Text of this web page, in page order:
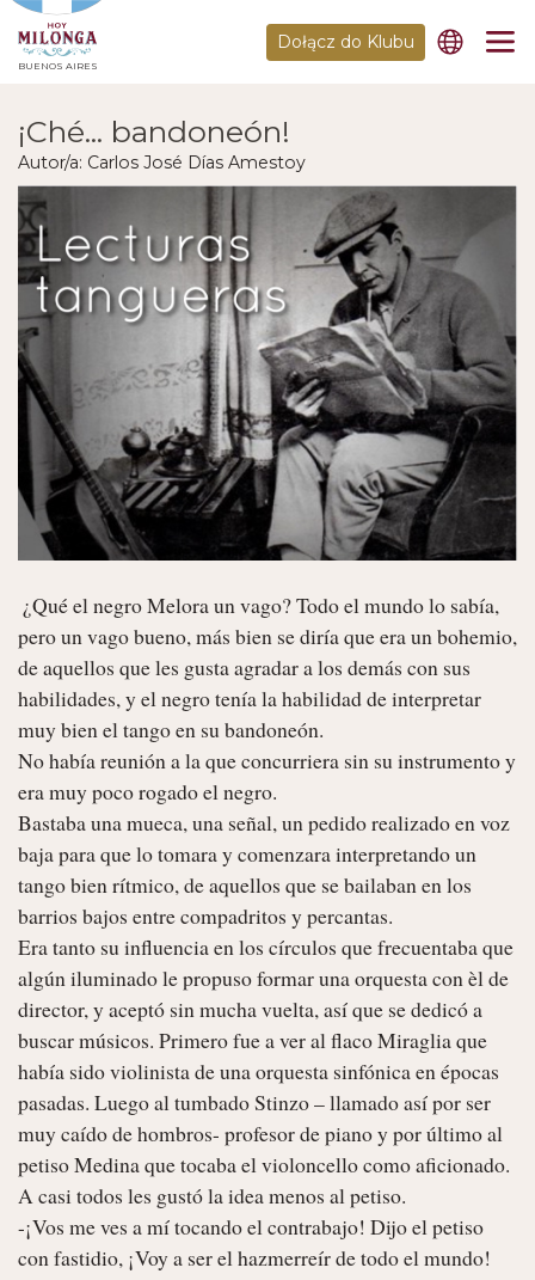
BUENOS AIRES
Dołącz do Klubu
¡Ché... bandoneón!
Autor/a: Carlos José Días Amestoy
pero un vago bueno, más bien se diría que era un bohemio,
de aquellos que les gusta agradar a los demás con sus
habilidades, y el negro tenía la habilidad de interpretar
muy bien el tango en su bandoneón.
No había reunión a la que concurriera sin su instrumento y
era muy poco rogado el negro.
Bastaba una mueca, una señal, un pedido realizado en voz
baja para que lo tomara y comenzara interpretando un
tango bien rítmico, de aquellos que se bailaban en los
barrios bajos entre compadritos y percantas.
Era tanto su influencia en los círculos que frecuentaba que
algún iluminado le propuso formar una orquesta con èl de
director, y aceptó sin mucha vuelta, así que se dedicó a
buscar músicos. Primero fue a ver al flaco Miraglia que
había sido violinista de una orquesta sinfónica en épocas
pasadas. Luego al tumbado Stinzo – llamado así por ser
muy caído de hombros- profesor de piano y por último al
petiso Medina que tocaba el violoncello como aficionado.
A casi todos les gustó la idea menos al petiso.
-¡Vos me ves a mí tocando el contrabajo! Dijo el petiso
con fastidio, ¡Voy a ser el hazmerreír de todo el mundo!